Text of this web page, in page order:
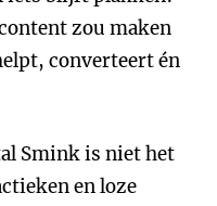
zou maken
converteert én
Smink is niet het
en loze